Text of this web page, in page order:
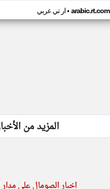
ار تي عربي• arabic.rt.com
المزيد من